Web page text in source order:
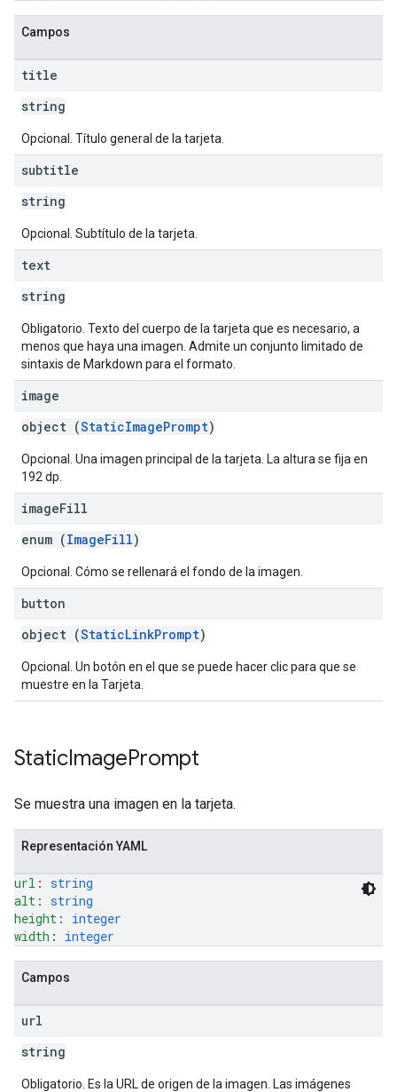
Campos
title
string
Opcional. Título general de la tarjeta.
subtitle
string
Opcional. Subtítulo de la tarjeta.
text
string
Obligatorio. Texto del cuerpo de la tarjeta que es necesario, a
menos que haya una imagen. Admite un conjunto limitado de
sintaxis de Markdown para el formato.
image
object (StaticImagePrompt)
Opcional. Una imagen principal de la tarjeta. La altura se fija en
192 dp.
imageFill
enum (ImageFill)
Opcional. Cómo se rellenará el fondo de la imagen.
button
object (StaticLinkPrompt)
Opcional. Un botón en el que se puede hacer clic para que se
muestre en la Tarjeta.
StaticImagePrompt
Se muestra una imagen en la tarjeta.
Representación YAML
url : string
alt : string
height : integer
width : integer
Campos
url
string
Obligatorio. Es la URL de origen de la imagen. Las imágenes